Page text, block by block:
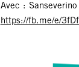
Avec :
https://fb.me/e/